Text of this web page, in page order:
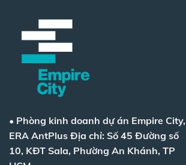
• Phòng kinh doanh dự án Empire City,
ERA AntPlus Địa chỉ: Số 45 Đường số
10, KĐT Sala, Phường An Khánh, TP